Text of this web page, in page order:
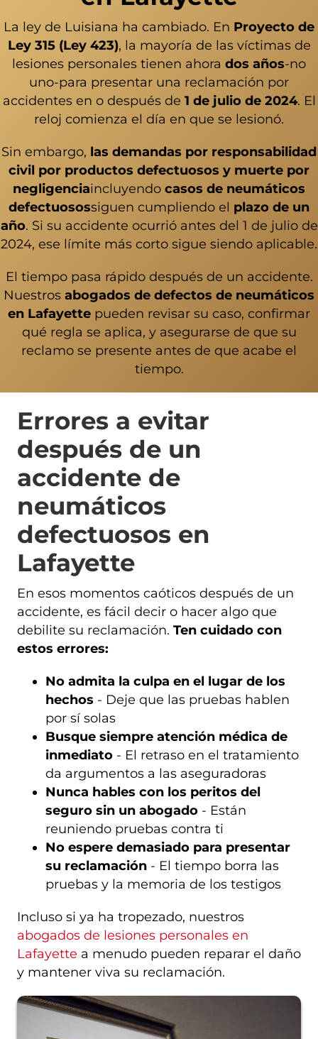
La ley de Luisiana ha cambiado. En Proyecto de
Ley 315 (Ley 423), la mayoría de las víctimas de
lesiones personales tienen ahora dos años-no
uno-para presentar una reclamación por
accidentes en o después de 1 de julio de 2024. El
reloj comienza el día en que se lesionó.
Sin embargo, las demandas por responsabilidad
civil por productos defectuosos y muerte por
negligenciaincluyendo casos de neumáticos
defectuosossiguen cumpliendo el plazo de un
año. Si su accidente ocurrió antes del 1 de julio de
2024, ese límite más corto sigue siendo aplicable.
El tiempo pasa rápido después de un accidente.
Nuestros abogados de defectos de neumáticos
en Lafayette pueden revisar su caso, confirmar
qué regla se aplica, y asegurarse de que su
reclamo se presente antes de que acabe el
tiempo.
Errores a evitar
después de un
accidente de
neumáticos
defectuosos en
Lafayette
En esos momentos caóticos después de un
accidente, es fácil decir o hacer algo que
debilite su reclamación. Ten cuidado con
estos errores:
No admita la culpa en el lugar de los
hechos - Deje que las pruebas hablen
por sí solas
Busque siempre atención médica de
inmediato - El retraso en el tratamiento
da argumentos a las aseguradoras
Nunca hables con los peritos del
seguro sin un abogado - Están
reuniendo pruebas contra ti
No espere demasiado para presentar
su reclamación - El tiempo borra las
pruebas y la memoria de los testigos
Incluso si ya ha tropezado, nuestros
abogados de lesiones personales en
Lafayette a menudo pueden reparar el daño
y mantener viva su reclamación.